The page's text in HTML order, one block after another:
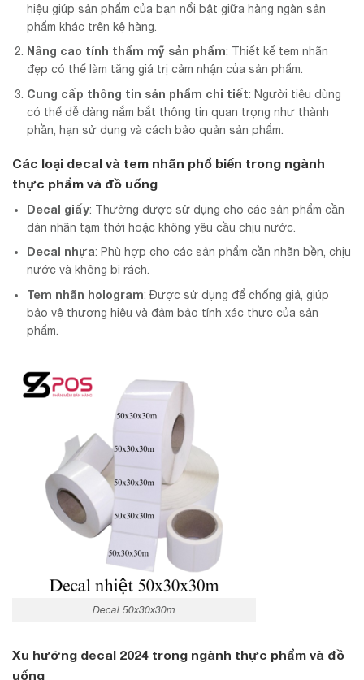
hiệu giúp sản phẩm của bạn nổi bật giữa hàng ngàn sản
phẩm khác trên kệ hàng.
Nâng cao tính thẩm mỹ sản phẩm: Thiết kế tem nhãn
đẹp có thể làm tăng giá trị cảm nhận của sản phẩm.
Cung cấp thông tin sản phẩm chi tiết: Người tiêu dùng
có thể dễ dàng nắm bắt thông tin quan trọng như thành
phần, hạn sử dụng và cách bảo quản sản phẩm.
Các loại decal và tem nhãn phổ biến trong ngành
thực phẩm và đồ uống
Decal giấy: Thường được sử dụng cho các sản phẩm cần
dán nhãn tạm thời hoặc không yêu cầu chịu nước.
Decal nhựa: Phù hợp cho các sản phẩm cần nhãn bền, chịu
nước và không bị rách.
Tem nhãn hologram: Được sử dụng để chống giả, giúp
bảo vệ thương hiệu và đảm bảo tính xác thực của sản
phẩm.
Decal 50x30x30m
Xu hướng decal 2024 trong ngành thực phẩm và đồ
uống